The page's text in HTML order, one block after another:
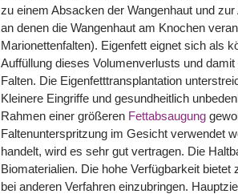
zu einem Absacken der Wangenhaut und
an denen die Wangenhaut am Knochen
Marionettenfalten). Eigenfett eignet sich als
Auffüllung dieses Volumenverlusts und
Falten. Die Eigenfetttransplantation
Kleinere Eingriffe und gesundheitlich
Rahmen einer größeren Fettabsaugung
Faltenunterspritzung im Gesicht verwendet
handelt, wird es sehr gut vertragen. Die
Biomaterialien. Die hohe Verfügbarkeit
bei anderen Verfahren einzubringen.